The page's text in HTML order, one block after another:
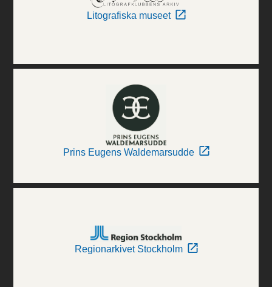
Litografiska museet
Prins Eugens Waldemarsudde
Regionarkivet Stockholm